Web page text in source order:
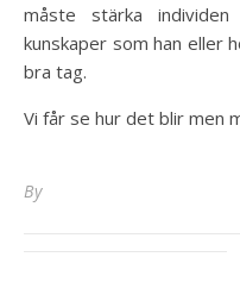
måste stärka
kunskaper som han eller
bra tag.
Vi får se hur det blir men
By